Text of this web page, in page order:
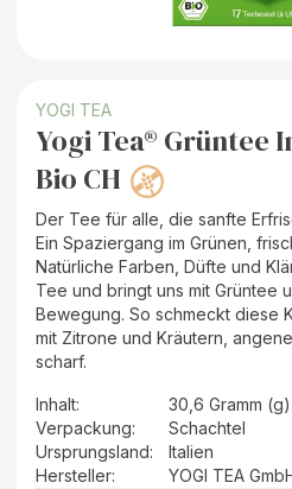
YOGI TEA
Yogi Tea® Grüntee
Bio CH
Der Tee für alle, die sanfte
Ein Spaziergang im Grünen,
Natürliche Farben, Düfte und
Tee und bringt uns mit Grüntee
Bewegung. So schmeckt diese
mit Zitrone und Kräutern,
scharf.
Inhalt:
30,6 Gramm (g)
Verpackung:
Schachtel
Ursprungsland:
Italien
Hersteller: YOGI TEA